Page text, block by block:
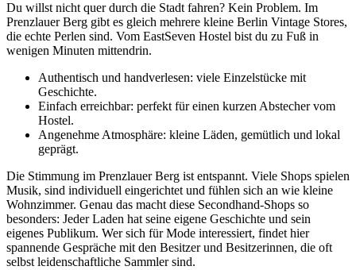
Du willst nicht quer durch die Stadt fahren? Kein Problem. Im
Prenzlauer Berg gibt es gleich mehrere kleine Berlin Vintage Stores,
die echte Perlen sind. Vom EastSeven Hostel bist du zu Fuß in
wenigen Minuten mittendrin.
Authentisch und handverlesen: viele Einzelstücke mit
Geschichte.
Einfach erreichbar: perfekt für einen kurzen Abstecher vom
Hostel.
Angenehme Atmosphäre: kleine Läden, gemütlich und lokal
geprägt.
Die Stimmung im Prenzlauer Berg ist entspannt. Viele Shops spielen
Musik, sind individuell eingerichtet und fühlen sich an wie kleine
Wohnzimmer. Genau das macht diese Secondhand-Shops so
besonders: Jeder Laden hat seine eigene Geschichte und sein
eigenes Publikum. Wer sich für Mode interessiert, findet hier
spannende Gespräche mit den Besitzer und Besitzerinnen, die oft
selbst leidenschaftliche Sammler sind.